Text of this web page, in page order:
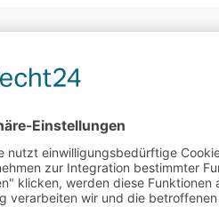
Integration“ geschenkt
inkl. Schemata und